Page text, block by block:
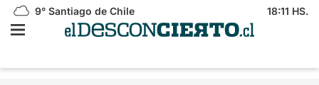
9° Santiago de Chile 18:11 HS.